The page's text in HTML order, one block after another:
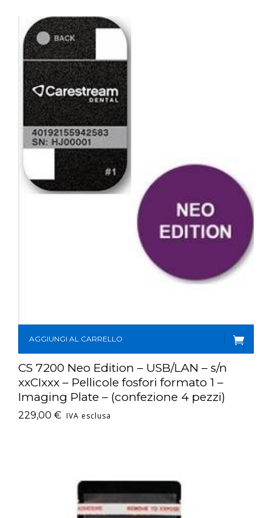
AGGIUNGI AL CARRELLO
CS 7200 Neo Edition – USB/LAN – s/n
xxCIxxx – Pellicole fosfori formato 1 –
Imaging Plate – (confezione 4 pezzi)
229,00 € IVA esclusa